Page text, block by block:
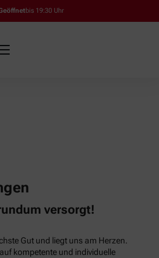
bis 19:30 Uhr
versorgt!
Gut und liegt uns am Herzen.
kompetente und individuelle